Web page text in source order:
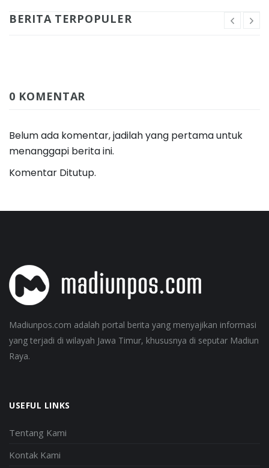
BERITA TERPOPULER
0 KOMENTAR
Belum ada komentar, jadilah yang pertama untuk
menanggapi berita ini.
Komentar Ditutup.
Madiunpos.com adalah portal berita yang menyajikan informasi
yang terjadi di wilayah Jawa Timur, khususnya di seputar Madiun
Raya.
USEFUL LINKS
Tentang Kami
Kontak Kami